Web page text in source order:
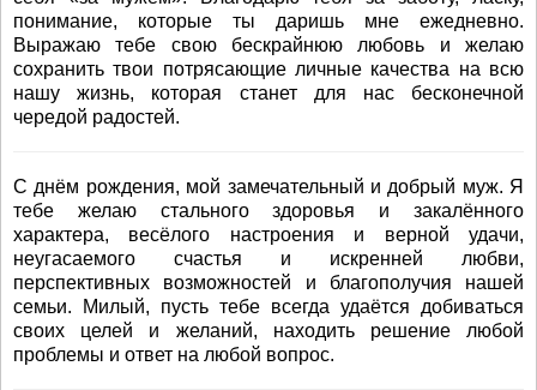
понимание, которые ты даришь мне ежедневно.
Выражаю тебе свою бескрайнюю любовь и желаю
сохранить твои потрясающие личные качества на всю
нашу жизнь, которая станет для нас бесконечной
чередой радостей.
С днём рождения, мой замечательный и добрый муж. Я
тебе желаю стального здоровья и закалённого
характера, весёлого настроения и верной удачи,
неугасаемого счастья и искренней любви,
перспективных возможностей и благополучия нашей
семьи. Милый, пусть тебе всегда удаётся добиваться
своих целей и желаний, находить решение любой
проблемы и ответ на любой вопрос.